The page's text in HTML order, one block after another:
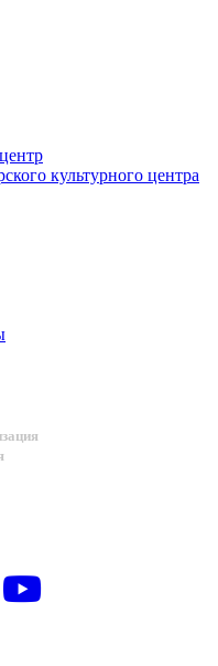
культурного центра